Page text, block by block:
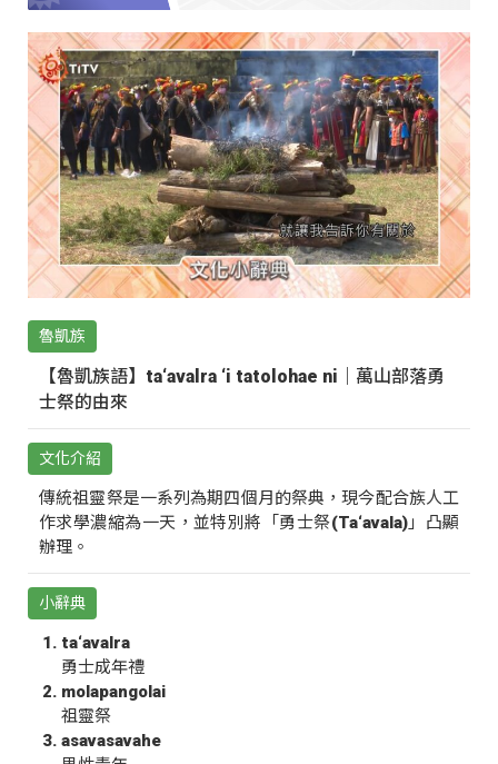
魯凱族
【魯凱族語】ta‘avalra ‘i tatolohae ni｜萬山部落勇
士祭的由來
文化介紹
傳統祖靈祭是一系列為期四個月的祭典，現今配合族人工
作求學濃縮為一天，並特別將「勇士祭(Ta‘avala)」凸顯
辦理。
小辭典
ta‘avalra
勇士成年禮
molapangolai
祖靈祭
asavasavahe